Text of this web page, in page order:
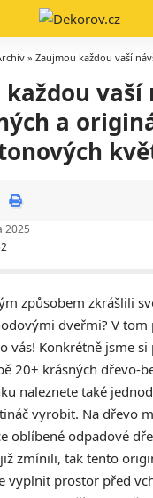
» Zaujmou každou vaší návštěvu: 20+ krásných
vaší
a
2025
způsobem zkrášlili
dveřmi? V tom
vás! Konkrétně jsme
20+ krásných dřevo-
naleznete také
vyrobit. Na dřevo
oblíbené odpadové
již zmínili, tak tento
vyplnit prostor před